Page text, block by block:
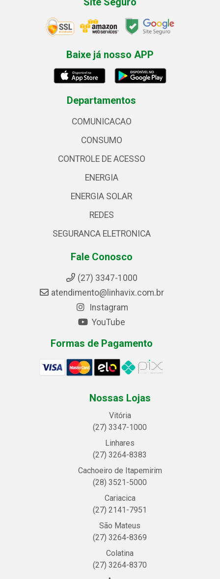
Baixe já nosso APP
Departamentos
COMUNICACAO
CONSUMO
CONTROLE DE ACESSO
ENERGIA
ENERGIA SOLAR
REDES
SEGURANCA ELETRONICA
Fale Conosco
(27) 3347-1000
atendimento@linhavix.com.br
Instagram
YouTube
Formas de Pagamento
Nossas Lojas
Vitória
(27) 3347-1000
Linhares
(27) 3264-8383
Cachoeiro de Itapemirim
(28) 3521-5000
Cariacica
(27) 2141-7951
São Mateus
(27) 3264-8369
Colatina
(27) 3264-8370